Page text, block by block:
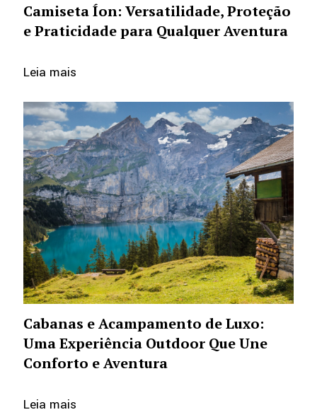
Camiseta Íon: Versatilidade, Proteção
e Praticidade para Qualquer Aventura
Leia mais
Cabanas e Acampamento de Luxo:
Uma Experiência Outdoor Que Une
Conforto e Aventura
Leia mais